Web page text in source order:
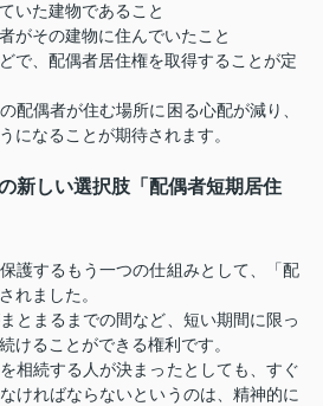
いた建物であること
がその建物に住んでいたこと
で、配偶者居住権を取得することが定
配偶者が住む場所に困る心配が減り、
になることが期待されます。
新しい選択肢「配偶者短期居住
護するもう一つの仕組みとして、「配
れました。
とまるまでの間など、短い期間に限っ
けることができる権利です。
相続する人が決まったとしても、すぐ
ければならないというのは、精神的に